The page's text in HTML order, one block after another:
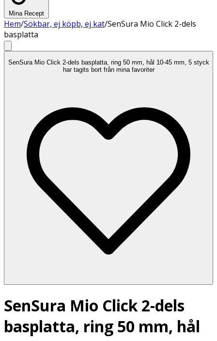
Mina Recept
Hem/Sökbar, ej köpb, ej kat/SenSura Mio Click 2-dels
basplatta
SenSura Mio Click 2-dels basplatta, ring 50 mm, hål 10-45 mm, 5 styck
har tagits bort från mina favoriter
SenSura Mio Click 2-dels
basplatta, ring 50 mm, hål